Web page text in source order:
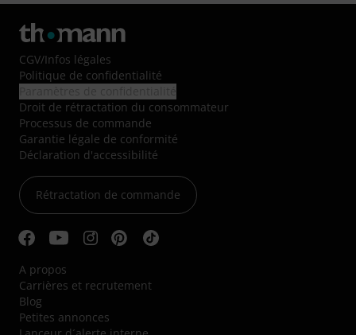
CGV/Infos légales
Politique de confidentialité
Droit de rétractation du consommateur
Processus de commande
Garantie légale de conformité
Déclaration d'accessibilité
Rétractation de commande
A propos
Carrières et recrutement
Blog
Petites annonces